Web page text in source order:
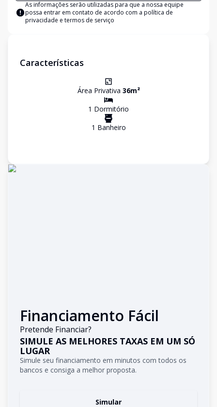
As informações serão utilizadas para que a nossa equipe
possa entrar em contato de acordo com a política de
privacidade e termos de serviço
Características
Área Privativa 36m²
1 Dormitório
1 Banheiro
Financiamento Fácil
Pretende Financiar?
SIMULE AS MELHORES TAXAS EM UM SÓ
LUGAR
Simule seu financiamento em minutos com todos os
bancos e consiga a melhor proposta.
Simular